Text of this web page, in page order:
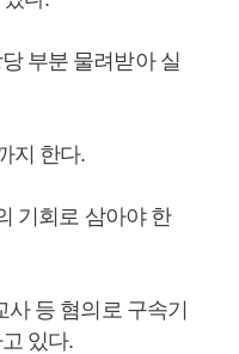
부분 물려받아 실
지 한다.
기회로 삼아야 한
등 혐의로 구속기
있다.